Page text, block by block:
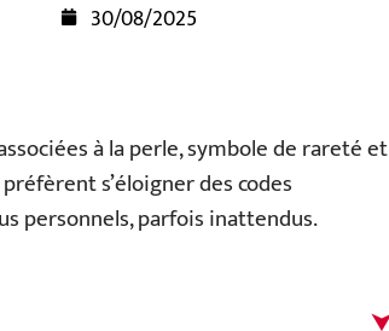
30/08/2025
à la perle, symbole de rareté et
s’éloigner des codes
personnels, parfois inattendus.